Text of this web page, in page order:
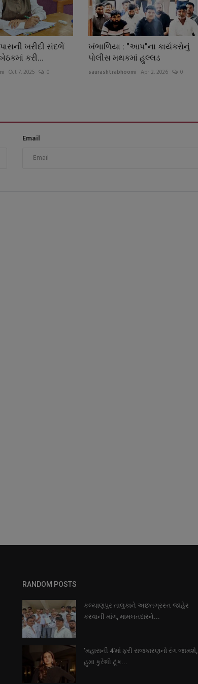
ખરીદી સંદર્ભે
કરી...
Oct 7, 2025 0
ખંભાળિયા : "આપ"ના કાર્યકરોનું
પોલીસ મથકમાં હુલ્લડ
saurashtrabhoomi Apr 2, 2026 0
Email
RANDOM POSTS
કલ્યાણપુર તાલુકાને અછતગ્રસ્ત જાહેર
કરવાની માંગ, મામલતદારને...
'મહારાની 4'માં ફરી રાજકારણનો રંગ જામશે,
હુમા કુરેશી ટૂંક...